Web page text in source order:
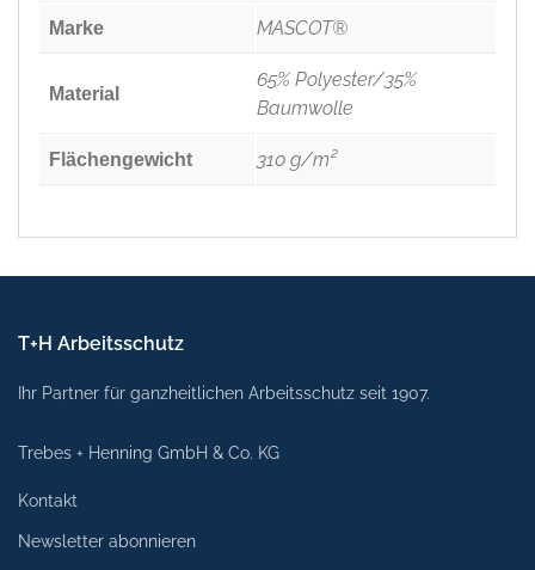
Marke MASCOT®
Material
65% Polyester/35%
Baumwolle
Flächengewicht 310 g/m²
T+H Arbeitsschutz
Ihr Partner für ganzheitlichen Arbeitsschutz seit 1907.
Trebes + Henning GmbH & Co. KG
Kontakt
Newsletter abonnieren